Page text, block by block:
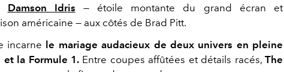
Damson Idris — étoile montante du grand écran et
américaine — aux côtés de Brad Pitt.
incarne le mariage audacieux de deux univers en pleine
et la Formule 1. Entre coupes affûtées et détails racés, The